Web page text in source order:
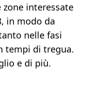
zone interessate
in modo da
nelle fasi
tempi di tregua.
e di più.